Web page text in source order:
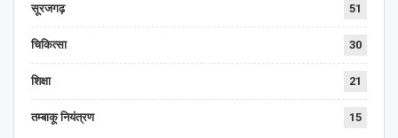
सूरजगढ़ 51
चिकित्सा 30
शिक्षा 21
तम्बाकू नियंत्रण 15